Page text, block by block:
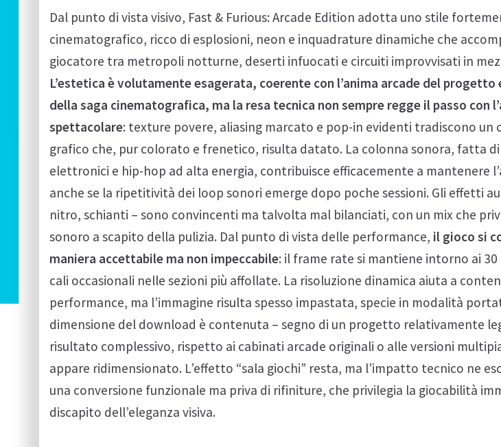
Dal punto di vista visivo, Fast & Furious: Arcade Edition adotta uno stile
cinematografico, ricco di esplosioni, neon e inquadrature dinamiche che
giocatore tra metropoli notturne, deserti infuocati e circuiti improvvisati in
L’estetica è volutamente esagerata, coerente con l’anima arcade del progetto
della saga cinematografica, ma la resa tecnica non sempre regge il passo con
spettacolare: texture povere, aliasing marcato e pop-in evidenti tradiscono un
grafico che, pur colorato e frenetico, risulta datato. La colonna sonora, fatta
elettronici e hip-hop ad alta energia, contribuisce efficacemente a mantenere
anche se la ripetitività dei loop sonori emerge dopo poche sessioni. Gli effetti
nitro, schianti – sono convincenti ma talvolta mal bilanciati, con un mix che
sonoro a scapito della pulizia. Dal punto di vista delle performance, il gioco si
maniera accettabile ma non impeccabile: il frame rate si mantiene intorno ai
cali occasionali nelle sezioni più affollate. La risoluzione dinamica aiuta a
performance, ma l’immagine risulta spesso impastata, specie in modalità
dimensione del download è contenuta – segno di un progetto relativamente
risultato complessivo, rispetto ai cabinati arcade originali o alle versioni
appare ridimensionato. L’effetto “sala giochi” resta, ma l’impatto tecnico ne
una conversione funzionale ma priva di rifiniture, che privilegia la giocabilità
discapito dell’eleganza visiva.